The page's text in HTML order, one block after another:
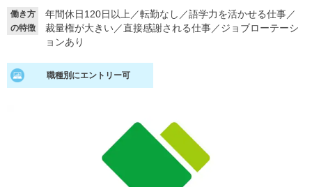
就活支援
就活ノウハウが満載！
就活コラム
お役立ち記事・相談室など
適職診断
あなたに合う仕事を診断！
働き方
の特徴
年間休日120日以上 ／転勤なし ／語学力を活かせる仕事／
裁量権が大きい／直接感謝される仕事／ジョブローテーシ
ョンあり
職種別にエントリー可